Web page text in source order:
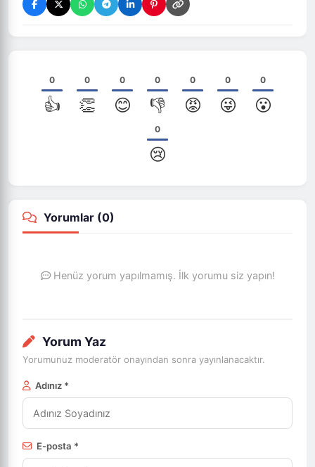
0
👍
0
👏
0
😊
0
👎
0
😡
0
😜
0
😮
0
😢
Yorumlar (0)
Henüz yorum yapılmamış. İlk yorumu siz yapın!
Yorum Yaz
Yorumunuz moderatör onayından sonra yayınlanacaktır.
Adınız *
E-posta *